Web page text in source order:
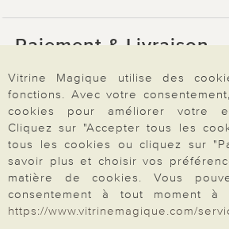
Paiement & Livraison
À propos de nous
Besoin d'aide?
Mentions légales|CGV|Données &
Vitrine Magique utilise des
fonctions. Avec votre
cookies pour améliorer votre
Cliquez sur "Accepter tous les
tous les cookies ou cliquez sur
savoir plus et choisir vos
matière de cookies. Vous
consentement à tout moment à
https://www.vitrinemagique.com/